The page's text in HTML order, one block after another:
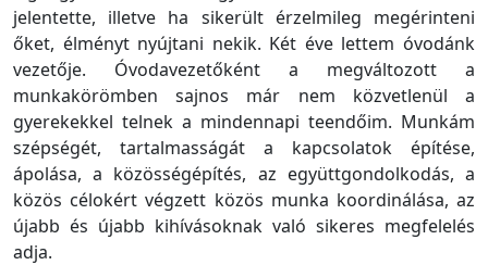
jelentette, illetve ha sikerült érzelmileg megérinteni
őket, élményt nyújtani nekik. Két éve lettem óvodánk
vezetője. Óvodavezetőként a megváltozott a
munkakörömben sajnos már nem közvetlenül a
gyerekekkel telnek a mindennapi teendőim. Munkám
szépségét, tartalmasságát a kapcsolatok építése,
ápolása, a közösségépítés, az együttgondolkodás, a
közös célokért végzett közös munka koordinálása, az
újabb és újabb kihívásoknak való sikeres megfelelés
adja.